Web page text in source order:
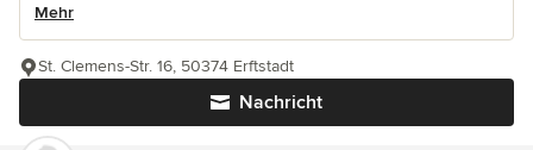
Mehr
Nachricht
St. Clemens-Str. 16, 50374 Erftstadt